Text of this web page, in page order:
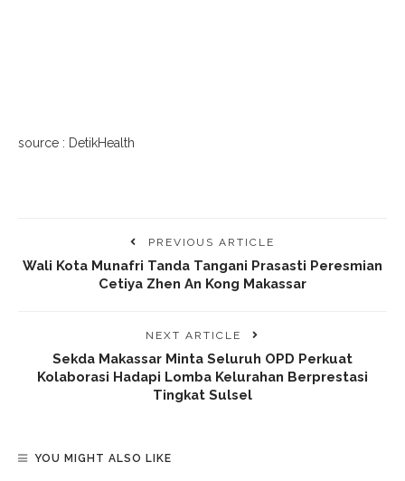
source : DetikHealth
PREVIOUS ARTICLE
Wali Kota Munafri Tanda Tangani Prasasti Peresmian
Cetiya Zhen An Kong Makassar
NEXT ARTICLE
Sekda Makassar Minta Seluruh OPD Perkuat
Kolaborasi Hadapi Lomba Kelurahan Berprestasi
Tingkat Sulsel
YOU MIGHT ALSO LIKE